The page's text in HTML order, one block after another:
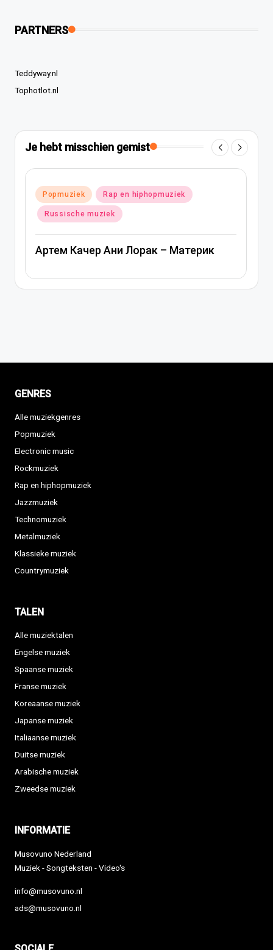
PARTNERS
Teddyway.nl
Tophotlot.nl
Je hebt misschien gemist
Geplaatst
in
Popmuziek Russische muziek
GENRES
Alle muziekgenres
Popmuziek
Electronic music
Rockmuziek
Rap en hiphopmuziek
Jazzmuziek
Technomuziek
Metalmuziek
Klassieke muziek
Countrymuziek
TALEN
Alle muziektalen
Engelse muziek
Spaanse muziek
Franse muziek
Koreaanse muziek
Japanse muziek
Italiaanse muziek
Duitse muziek
Arabische muziek
Zweedse muziek
INFORMATIE
Musovuno Nederland
Muziek - Songteksten - Video's
info@musovuno.nl
ads@musovuno.nl